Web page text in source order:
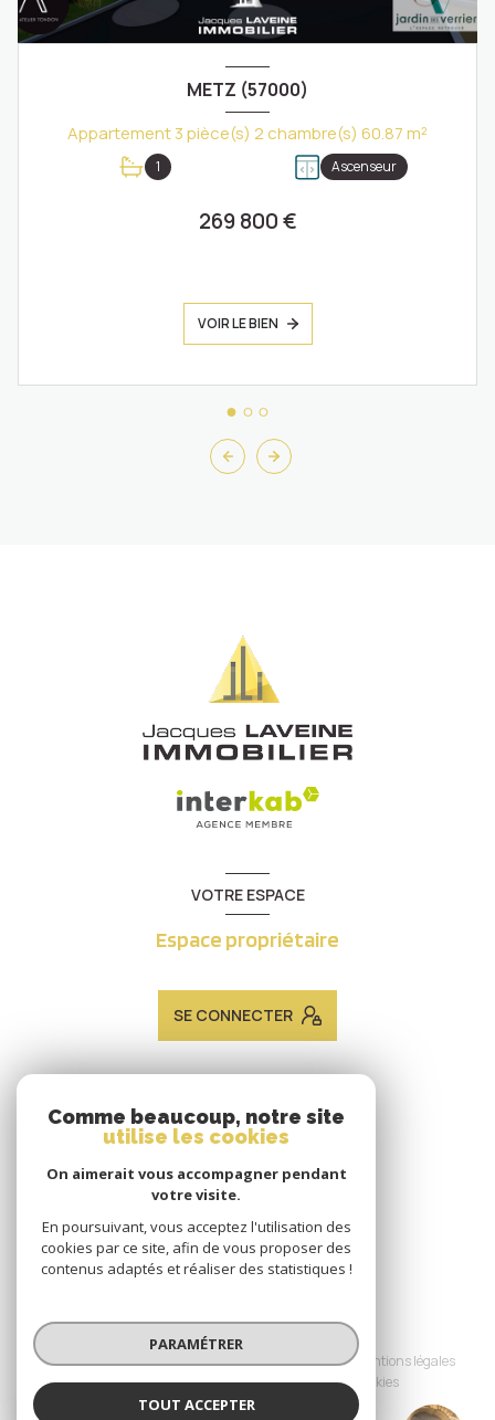
METZ (57000)
Appartement 3 pièce(s) 2 chambre(s) 60.87 m²
1 Ascenseur
269 800 €
VOIR LE BIEN
VOTRE ESPACE
Espace propriétaire
SE CONNECTER
ADHÉRENTS
Nous adhérons
Nos honoraires
Nos partenaires
Mentions légales
Admin
Politique RGPD Cookies
Comme beaucoup, notre site
utilise les cookies
On aimerait vous accompagner pendant
votre visite.
En poursuivant, vous acceptez l'utilisation des
cookies par ce site, afin de vous proposer des
contenus adaptés et réaliser des statistiques !
PARAMÉTRER
TOUT ACCEPTER